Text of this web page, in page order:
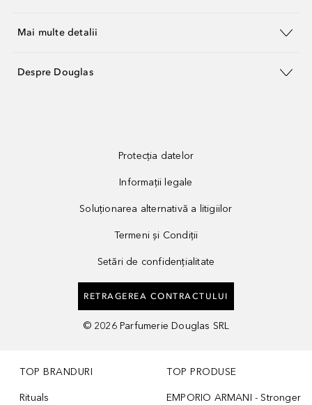
Mai multe detalii
Despre Douglas
Protecția datelor
Informații legale
Soluționarea alternativă a litigiilor
Termeni și Condiții
Setări de confidențialitate
RETRAGEREA CONTRACTULUI
© 2026 Parfumerie Douglas SRL
TOP BRANDURI
Rituals
TOP PRODUSE
EMPORIO ARMANI - Stronger